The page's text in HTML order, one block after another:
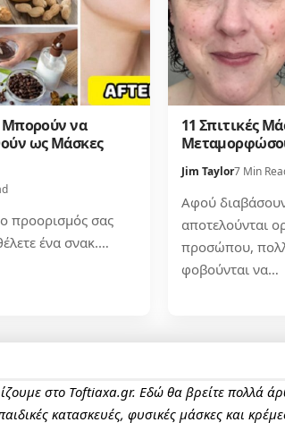
Μπορούν να
ως Μάσκες
προορισμός σας
ένα σνακ.…
11 Σπιτικές
Jim Taylor7 Min
Αφού
αποτελούνται
προσώπου,
φοβούνται να…
στο Toftiaxa.gr. Εδώ θα βρείτε πολλά
κατασκευές, φυσικές μάσκες και